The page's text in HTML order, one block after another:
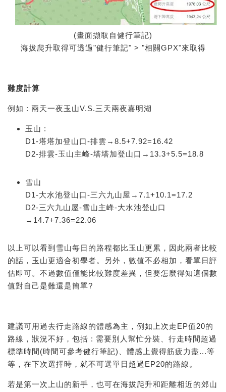
(畫面擷取自健行筆記)
海拔爬升取得可透過"健行筆記" > "相關GPX"來取得
難度計算
例如 : 兩天一夜玉山V.S.三天兩夜嘉明湖
玉山 :
D1-塔塔加登山口-排雲→8.5+7.92=16.42
D2-排雲-玉山主峰-塔塔加登山口→13.3+5.5=18.8
雪山
D1-大水池登山口-三六九山屋→7.1+10.1=17.2
D2-三六九山屋-雪山主峰-大水池登山口
→14.7+7.36=22.06
以上可以看到雪山每日的路程都比玉山更累，因此兩者比較
的話，玉山更適合初學者。另外，數值不必相加，看單日評
估即可。不過數值僅能比較難度差異，但要怎麼得知這個數
值對自己是難還是簡單?
建議可用過去行走路線的體感為主，例如上次走EP值20的
路線，狀況不好，包括 : 需要別人幫忙分裝、行走時間超過
標準時間(時間可參考健行筆記)、體感上覺得筋疲力盡...等
等，在下次選擇時，就不可選單日超過EP20的路線。
若是第一次上山的新手，也可在海拔爬升和距離相近的郊山